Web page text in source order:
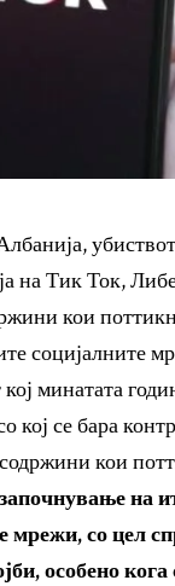
на Тик Ток,
кои
социјалните
минатата
се бара
кои
на
мрежи, со цел
особено кога